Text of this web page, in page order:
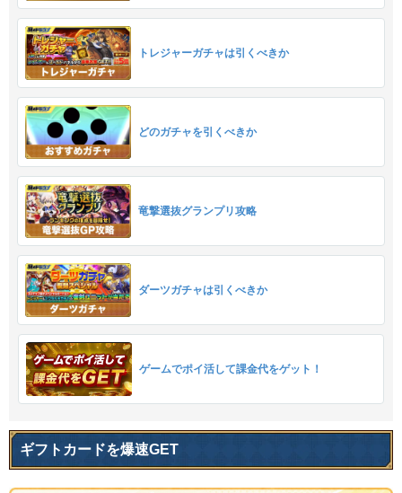
トレジャーガチャは引くべきか
どのガチャを引くべきか
竜撃選抜グランプリ攻略
ダーツガチャは引くべきか
ゲームでポイ活して課金代をゲット！
ギフトカードを爆速GET